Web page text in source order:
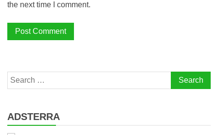
the next time I comment.
Search
for:
ADSTERRA